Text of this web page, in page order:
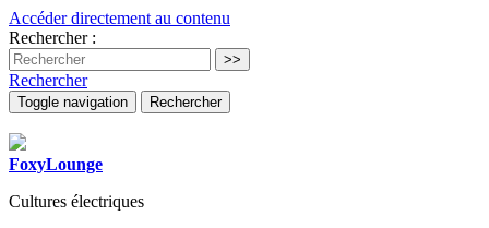
Accéder directement au contenu
Rechercher :
Rechercher
Toggle navigation Rechercher
FoxyLounge
Cultures électriques